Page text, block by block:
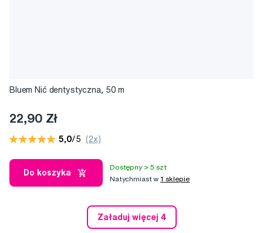
Bluem Nić dentystyczna, 50 m
22,90 Zł
5,0/5 (2x)
Do koszyka
Dostępny > 5 szt
Natychmiast w1 sklepie
Załaduj więcej 4